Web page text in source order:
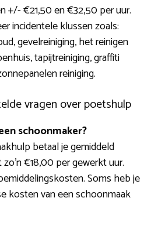
+/- €21,50 en €32,50 per uur.
incidentele klussen zoals:
gevelreiniging, het reinigen
tapijtreiniging, graffiti
reiniging.
vragen over poetshulp
schoonmaker?
betaal je gemiddeld
€18,00 per gewerkt uur.
Soms heb je
kosten van een schoonmaak